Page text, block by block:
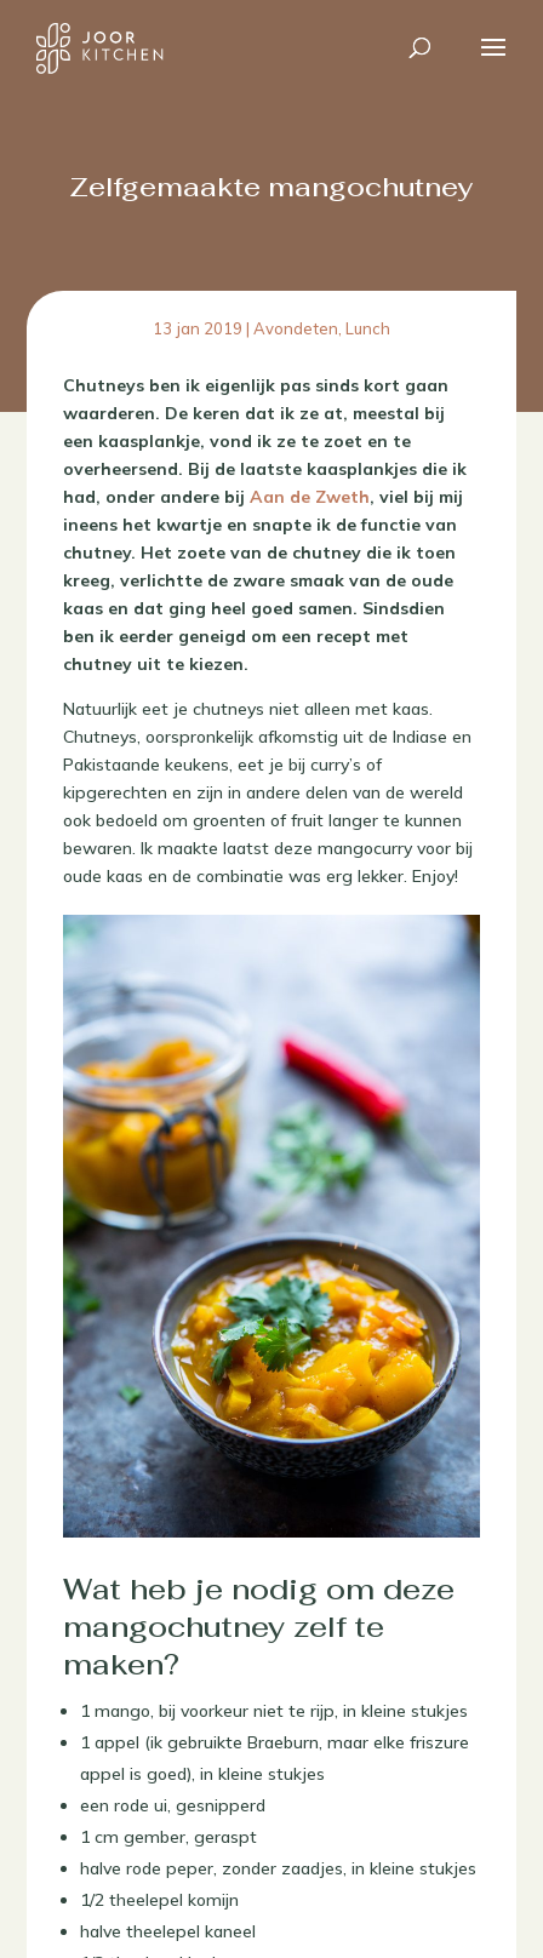
Zelfgemaakte mangochutney
13 jan 2019 | Avondeten Lunch
Chutneys ben ik eigenlijk pas sinds kort gaan
waarderen. De keren dat ik ze at, meestal bij
een kaasplankje, vond ik ze te zoet en te
overheersend. Bij de laatste kaasplankjes die ik
had, onder andere bijAan de Zweth, viel bij mij
ineens het kwartje en snapte ik de functie van
chutney. Het zoete van de chutney die ik toen
kreeg, verlichtte de zware smaak van de oude
kaas en dat ging heel goed samen. Sindsdien
ben ik eerder geneigd om een recept met
chutney uit te kiezen.
Natuurlijk eet je chutneys niet alleen met kaas.
Chutneys, oorspronkelijk afkomstig uit de Indiase en
Pakistaande keukens, eet je bij curry’s of
kipgerechten en zijn in andere delen van de wereld
ook bedoeld om groenten of fruit langer te kunnen
bewaren. Ik maakte laatst deze mangocurry voor bij
oude kaas en de combinatie was erg lekker. Enjoy!
Wat heb je nodig om deze
mangochutney zelf te
maken?
1 mango, bij voorkeur niet te rijp, in kleine stukjes
1 appel (ik gebruikte Braeburn, maar elke friszure
appel is goed), in kleine stukjes
een rode ui, gesnipperd
1 cm gember, geraspt
halve rode peper, zonder zaadjes, in kleine stukjes
1/2 theelepel komijn
halve theelepel kaneel